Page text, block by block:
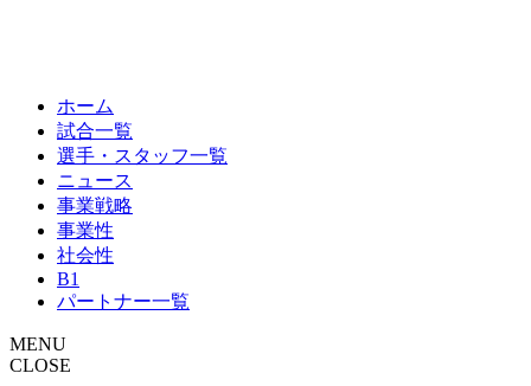
ホーム
試合一覧
選手・スタッフ一覧
ニュース
事業戦略
事業性
社会性
B1
パートナー一覧
MENU
CLOSE